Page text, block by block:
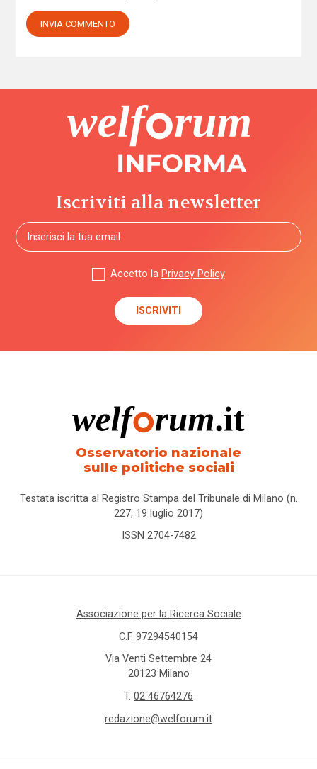
Iscriviti alla newsletter
Accetto la Privacy Policy
Osservatorio nazionale
sulle politiche sociali
Testata iscritta al Registro Stampa del Tribunale di Milano (n.
227, 19 luglio 2017)
ISSN 2704-7482
Associazione per la Ricerca Sociale
C.F. 97294540154
Via Venti Settembre 24
20123 Milano
T. 02 46764276
redazione@welforum.it